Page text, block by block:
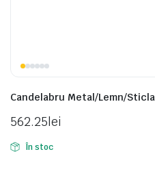
Candelabru Metal/Lemn/Sticla
562.25lei
În stoc